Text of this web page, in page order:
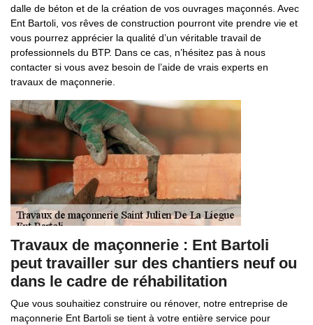
dalle de béton et de la création de vos ouvrages maçonnés. Avec
Ent Bartoli, vos rêves de construction pourront vite prendre vie et
vous pourrez apprécier la qualité d’un véritable travail de
professionnels du BTP. Dans ce cas, n’hésitez pas à nous
contacter si vous avez besoin de l’aide de vrais experts en
travaux de maçonnerie.
Travaux de maçonnerie : Ent Bartoli
peut travailler sur des chantiers neuf ou
dans le cadre de réhabilitation
Que vous souhaitiez construire ou rénover, notre entreprise de
maçonnerie Ent Bartoli se tient à votre entière service pour